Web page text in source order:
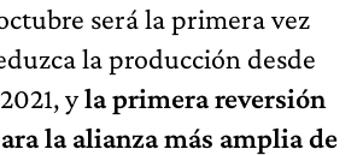
será la primera vez
la producción desde
yla primera reversión
la alianza más amplia de